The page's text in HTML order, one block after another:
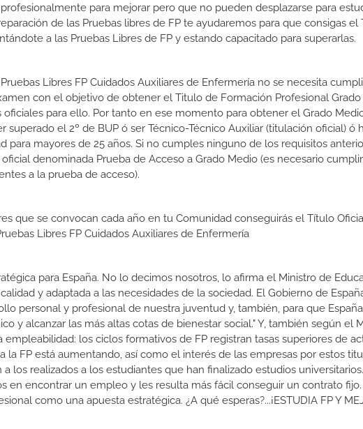
para mejorar pero que no pueden desplazarse para
de las Pruebas libres de FP te ayudaremos para que consigas el
a las Pruebas Libres de FP y estando capacitado para superarlas.
Libres FP Cuidados Auxiliares de Enfermería no se necesita
con el objetivo de obtener el Titulo de Formación Profesional
para ello. Por tanto en ese momento para obtener el Grado
superado el 2º de BUP ó ser Técnico-Técnico Auxiliar (titulación oficial) ó
para mayores de 25 años. Si no cumples ninguno de los requisitos
denominada Prueba de Acceso a Grado Medio (es necesario
a la prueba de acceso).
que se convocan cada año en tu Comunidad conseguirás el Título
Libres FP Cuidados Auxiliares de Enfermería
para España. No lo decimos nosotros, lo afirma el Ministro de
y adaptada a las necesidades de la sociedad. El Gobierno de
personal y profesional de nuestra juventud y, también, para que
y alcanzar las más altas cotas de bienestar social." Y, también según el
los ciclos formativos de FP registran tasas superiores de
la FP está aumentando, así como el interés de las empresas por estos
los realizados a los estudiantes que han finalizado estudios
en encontrar un empleo y les resulta más fácil conseguir un contrato
como una apuesta estratégica. ¿A qué esperas?...¡ESTUDIA FP Y